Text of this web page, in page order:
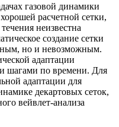
газовой динамики
расчетной сетки,
неизвестна
создание сетки
но и невозможным.
адаптации
шагами по времени. Для
адаптации для
декартовых сеток,
вейвлет-анализа